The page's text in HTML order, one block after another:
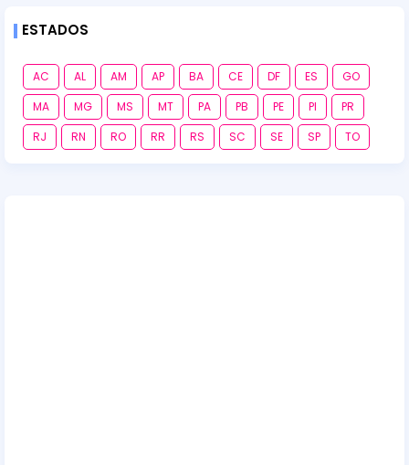
ESTADOS
AC AL AM AP BA CE DF ES
GO
MA
MG MS MT PA PB PE PI
PR
RJ
RN RO RR RS SC SE SP TO